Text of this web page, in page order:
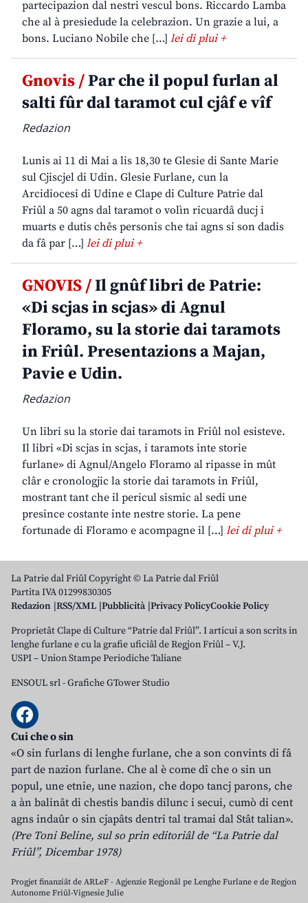
partecipazion dal nestri vescul bons. Riccardo Lamba
che al à presiedude la celebrazion. Un grazie a lui, a
bons. Luciano Nobile che […] lei di plui +
Gnovis /Par che il popul furlan al
salti fûr dal taramot cul cjâf e vîf
Redazion
Lunis ai 11 di Mai a lis 18,30 te Glesie di Sante Marie
sul Cjiscjel di Udin. Glesie Furlane, cun la
Arcidiocesi di Udine e Clape di Culture Patrie dal
Friûl a 50 agns dal taramot o volìn ricuardâ ducj i
muarts e dutis chês personis che tai agns si son dadis
da fâ par […] lei di plui +
GNOVIS /Il gnûf libri de Patrie:
«Di scjas in scjas» di Agnul
Floramo, su la storie dai taramots
in Friûl. Presentazions a Majan,
Pavie e Udin.
Redazion
Un libri su la storie dai taramots in Friûl nol esisteve.
Il libri «Di scjas in scjas, i taramots inte storie
furlane» di Agnul/Angelo Floramo al ripasse in mût
clâr e cronologjic la storie dai taramots in Friûl,
mostrant tant che il pericul sismic al sedi une
presince costante inte nestre storie. La pene
fortunade di Floramo e acompagne il […] lei di plui +
La Patrie dal Friûl Copyright © La Patrie dal Friûl
Partita IVA 01299830305
Redazion RSS/XML Pubblicità Privacy PolicyCookie Policy
Proprietât Clape di Culture “Patrie dal Friûl”. I articui a son scrits in
lenghe furlane e cu la grafie uficiâl de Regjon Friûl – V.J.
USPI – Union Stampe Periodiche Taliane
ENSOUL srl-Grafiche GTower Studio
Cui che o sin
«O sin furlans di lenghe furlane, che a son convints di fâ
part de nazion furlane. Che al è come dî che o sin un
popul, une etnie, une nazion, che dopo tancj parons, che
a àn balinât di chestis bandis dilunc i secui, cumò di cent
agns indaûr o sin cjapâts dentri tal tramai dal Stât talian».
(Pre Toni Beline, sul so prin editoriâl de “La Patrie dal
Friûl”, Dicembar 1978)
Progjet finanziât de ARLeF - Agjenzie Regjonâl pe Lenghe Furlane e de Regjon
Autonome Friûl-Vignesie Julie